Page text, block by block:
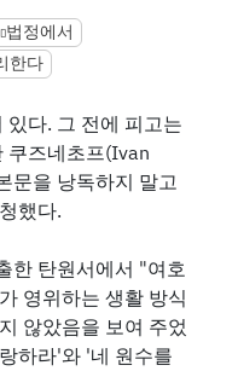
법정에서
한다
다. 그 전에 피고는
쿠즈네초프(Ivan
문을 낭독하지 말고
했다.
한 탄원서에서 "여호
영위하는 생활 방식
않았음을 보여 주었
하라'와 '네 원수를